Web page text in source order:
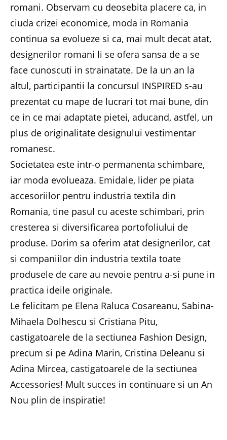
romani. Observam cu deosebita placere ca, in
ciuda crizei economice, moda in Romania
continua sa evolueze si ca, mai mult decat atat,
designerilor romani li se ofera sansa de a se
face cunoscuti in strainatate. De la un an la
altul, participantii la concursul INSPIRED s-au
prezentat cu mape de lucrari tot mai bune, din
ce in ce mai adaptate pietei, aducand, astfel, un
plus de originalitate designului vestimentar
romanesc.
Societatea este intr-o permanenta schimbare,
iar moda evolueaza. Emidale, lider pe piata
accesoriilor pentru industria textila din
Romania, tine pasul cu aceste schimbari, prin
cresterea si diversificarea portofoliului de
produse. Dorim sa oferim atat designerilor, cat
si companiilor din industria textila toate
produsele de care au nevoie pentru a-si pune in
practica ideile originale.
Le felicitam pe Elena Raluca Cosareanu, Sabina-
Mihaela Dolhescu si Cristiana Pitu,
castigatoarele de la sectiunea Fashion Design,
precum si pe Adina Marin, Cristina Deleanu si
Adina Mircea, castigatoarele de la sectiunea
Accessories! Mult succes in continuare si un An
Nou plin de inspiratie!